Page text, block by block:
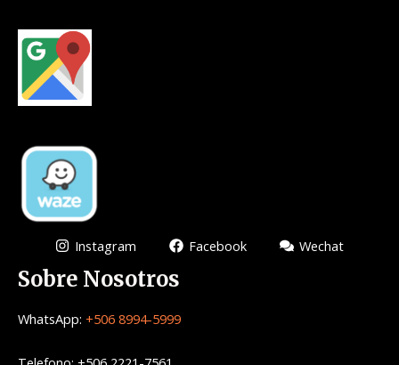
Instagram Facebook Wechat
Sobre Nosotros
WhatsApp: +506 8994-5999